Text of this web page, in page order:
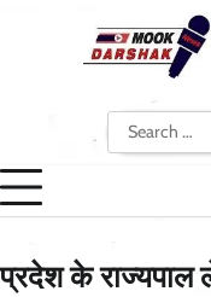
Search
for:
प्रदेश के